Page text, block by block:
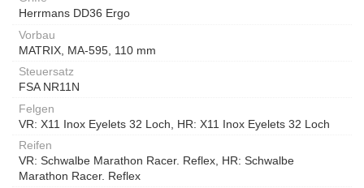
Herrmans DD36 Ergo
Vorbau
MATRIX, MA-595, 110 mm
Steuersatz
FSA NR11N
Felgen
VR: X11 Inox Eyelets 32 Loch, HR: X11 Inox Eyelets 32 Loch
Reifen
VR: Schwalbe Marathon Racer. Reflex, HR: Schwalbe
Marathon Racer. Reflex